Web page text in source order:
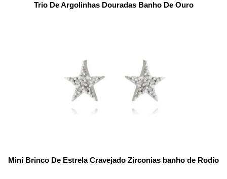
Trio De Argolinhas Douradas Banho De Ouro
Mini Brinco De Estrela Cravejado Zirconias banho de Rodio